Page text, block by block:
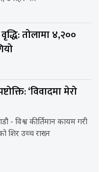
तोलामा ४,२००
‘विवादमा मेरो
- विश्व कीर्तिमान कायम गरी
शिर उच्च राख्न